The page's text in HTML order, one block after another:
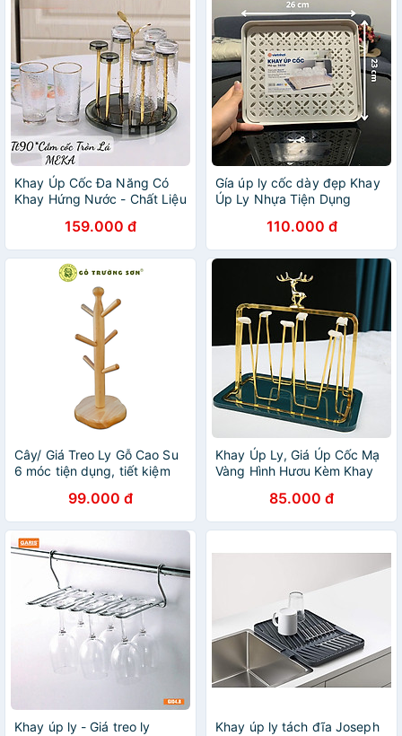
Khay Úp Cốc Đa Năng Có
Khay Hứng Nước - Chất Liệu
Trọng - HÀNG CHÍNH HÃNG
MINIIN
159.000 đ
Gía úp ly cốc dày đẹp Khay
Úp Ly Nhựa Tiện Dụng
110.000 đ
Cây/ Giá Treo Ly Gỗ Cao Su
6 móc tiện dụng, tiết kiệm
Thương Hiệu Trường Sơn
99.000 đ
Khay Úp Ly, Giá Úp Cốc Mạ
Vàng Hình Hươu Kèm Khay
85.000 đ
Khay úp ly - Giá treo ly
Khay úp ly tách đĩa Joseph